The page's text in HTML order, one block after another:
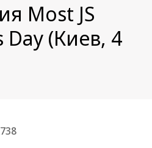
Most JS
(Киев, 4